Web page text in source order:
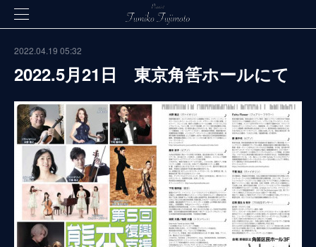
2022.04.19 05:32
2022.5月21日 東京角筈ホールにて